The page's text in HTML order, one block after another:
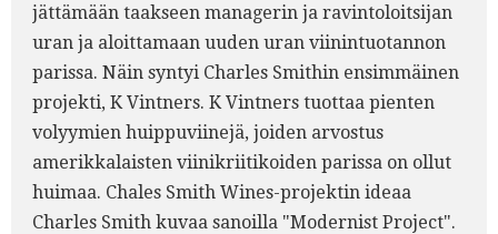
jättämään taakseen managerin ja ravintoloitsijan
uran ja aloittamaan uuden uran viinintuotannon
parissa. Näin syntyi Charles Smithin ensimmäinen
projekti, K Vintners. K Vintners tuottaa pienten
volyymien huippuviinejä, joiden arvostus
amerikkalaisten viinikriitikoiden parissa on ollut
huimaa. Chales Smith Wines-projektin ideaa
Charles Smith kuvaa sanoilla "Modernist Project".